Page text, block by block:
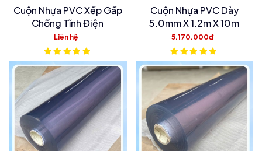
Cuộn Nhựa PVC Xếp Gấp
Chống Tĩnh Điện
Liên hệ
Cuộn Nhựa PVC Dày
5.0mm X 1.2m X 10m
5.170.000đ